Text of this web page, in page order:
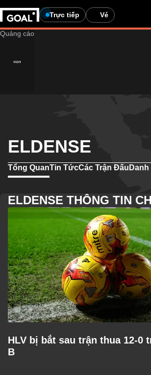
Trực tiếp Vé
ELDENSE
Tổng QuanTin TứcCác Trận Đấu
ELDENSE THÔNG TIN
HLV bị bắt sau trận thua 12-0
B